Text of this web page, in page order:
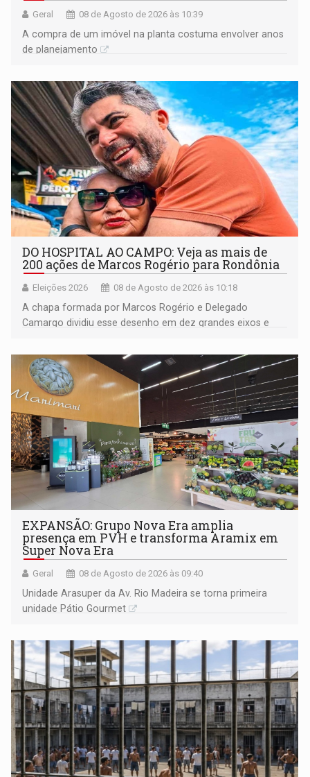
Geral 08 de Agosto de 2026 às 10:39
A compra de um imóvel na planta costuma envolver anos
de planejamento
DO HOSPITAL AO CAMPO: Veja as mais de
200 ações de Marcos Rogério para Rondônia
Eleições 2026 08 de Agosto de 2026 às 10:18
A chapa formada por Marcos Rogério e Delegado
Camargo dividiu esse desenho em dez grandes eixos e
EXPANSÃO: Grupo Nova Era amplia
presença em PVH e transforma Aramix em
Super Nova Era
Geral 08 de Agosto de 2026 às 09:40
Unidade Arasuper da Av. Rio Madeira se torna primeira
unidade Pátio Gourmet